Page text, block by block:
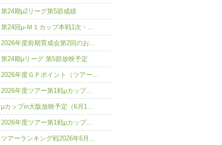
第24期μ2リーグ第5節成績
第24回μ-Ｍ１カップ本戦1次・…
2026年度前期育成会第2回のお…
第24期μリーグ 第5節放映予定
2026年度ＧＰポイント（ツアー…
2026年度ツアー第1戦μカップ…
μカップin大阪放映予定（6月1…
2026年度ツアー第1戦μカップ…
ツアーランキング戦2026年6月…